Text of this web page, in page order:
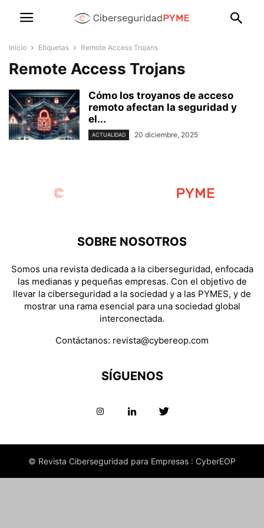
Inicio Etiquetas Remote Access Trojans
Remote Access Trojans
Cómo los troyanos de acceso
remoto afectan la seguridad y
el...
ACTUALIDAD 20 diciembre, 2025
SOBRE NOSOTROS
Somos una revista dedicada a la ciberseguridad, enfocada
las medianas y pequeñas empresas. Con el objetivo de
llevar la ciberseguridad a la sociedad y a las PYMES, y de
mostrar una rama esencial para una sociedad global
interconectada.
Contáctanos: revista@cybereop.com
SÍGUENOS
© Revista Ciberseguridad para Empresas : CyberEOP